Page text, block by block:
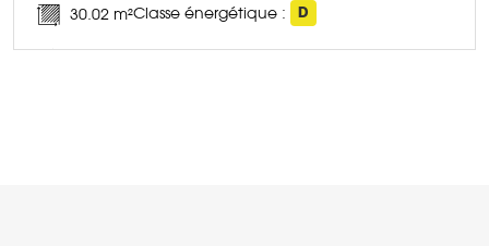
30.02 m²Classe énergétique : D